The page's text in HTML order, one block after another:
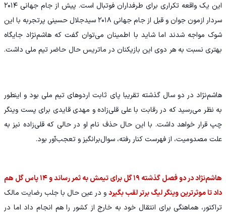
این یک واقعه تکراری برای طرفداران فوتبال است. پیش از جام جهانی ۲۰۱۴
سردار ازمون جوان و قبل از جام جهانی ۲۰۱۸ سیدجلال حسینی پرتجربه با این
شوک مواجه شدند اما شاید با اطمینان می‌توان گفت که هاشم‌نژاد جایگاه
بهتری نسبت به هر دوی این بازیکنان در ماتریس حال حاضر تیم ملی داشت.
هاشم‌نژاد در دو سال گذشته تقریبا پای ثابت اردوهای تیم ملی بود و اینطور
به نظر می‌رسید که در رقابت با علی قلی‌زاده و مهدی قایدی برای پست وینگر
چپ قرار خواهد داشت. با این حال حذف نام او در حالی که قلی‌زاده نیز به
علت مصدومیت، از فهرست کنار رفته، سوال‌برانگیز و تعجب‌آور بود.
هاشم‌نژاد در دو فصل گذشته ۱۹ گل برای تیمش به ثمر رساند و ۱۴ پاس گل هم
داد تا موثرترین وینگر لیگ برتر لقب بگیردو در عین حال با جلب رضایت مالک
تراکتور، هماهنگی برای انتقال خود به خارج از کشور را هم انجام داد اما در